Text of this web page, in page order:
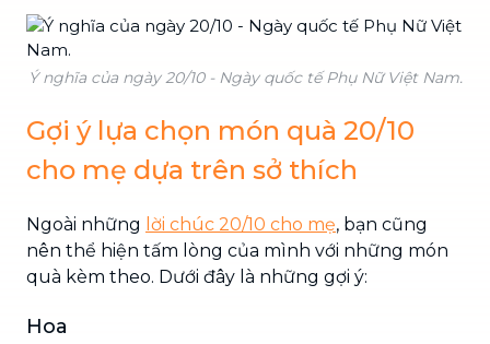
Ý nghĩa của ngày 20/10 - Ngày quốc tế Phụ Nữ Việt Nam.
Gợi ý lựa chọn món quà 20/10
cho mẹ dựa trên sở thích
Ngoài những lời chúc 20/10 cho mẹ, bạn cũng
nên thể hiện tấm lòng của mình với những món
quà kèm theo. Dưới đây là những gợi ý:
Hoa